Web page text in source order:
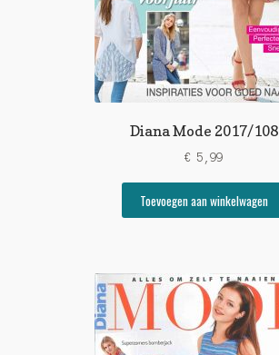
Diana Mode 2017/108
€ 5,99
Toevoegen aan winkelwagen